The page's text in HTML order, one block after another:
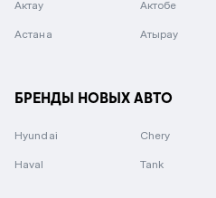
Актау Актобе
Астана Атырау
БРЕНДЫ НОВЫХ АВТО
Hyundai Chery
Haval Tank